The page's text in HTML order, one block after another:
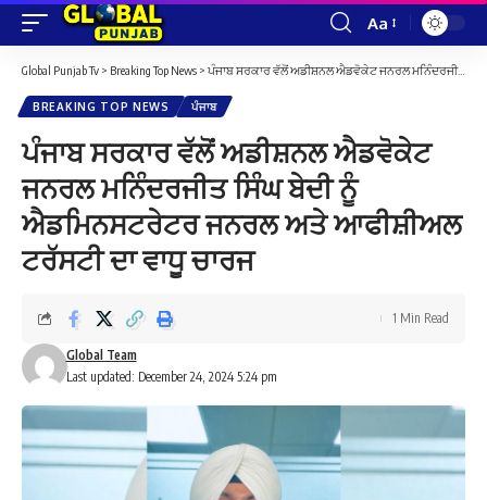
Font
Resizer
Aa
Global Punjab Tv > Breaking Top News > ਪੰਜਾਬ ਸਰਕਾਰ ਵੱਲੋਂ ਅਡੀਸ਼ਨਲ ਐਡਵੋਕੇਟ ਜਨਰਲ ਮਨਿੰਦਰਜੀਤ ਸਿੰਘ ਬੇਦੀ ਨੂੰ ਐਡਮਿਨਸਟਰੇਟਰ ਜਨਰਲ ਅਤੇ ਆਫੀਸ਼ੀਅਲ ਟਰੱਸਟੀ ਦਾ ਵਾਧੂ ਚਾਰਜ
BREAKING TOP NEWS ਪੰਜਾਬ
ਪੰਜਾਬ ਸਰਕਾਰ ਵੱਲੋਂ ਅਡੀਸ਼ਨਲ ਐਡਵੋਕੇਟ
ਜਨਰਲ ਮਨਿੰਦਰਜੀਤ ਸਿੰਘ ਬੇਦੀ ਨੂੰ
ਐਡਮਿਨਸਟਰੇਟਰ ਜਨਰਲ ਅਤੇ ਆਫੀਸ਼ੀਅਲ
ਟਰੱਸਟੀ ਦਾ ਵਾਧੂ ਚਾਰਜ
Last updated: December 24, 2024 5:24 pm
Global Team
1 Min Read